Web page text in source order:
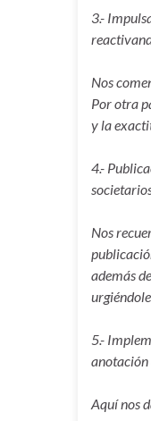
3.-
Nos
Por otra
y la
4.-
Nos
además
5.-
anotación
Aquí nos